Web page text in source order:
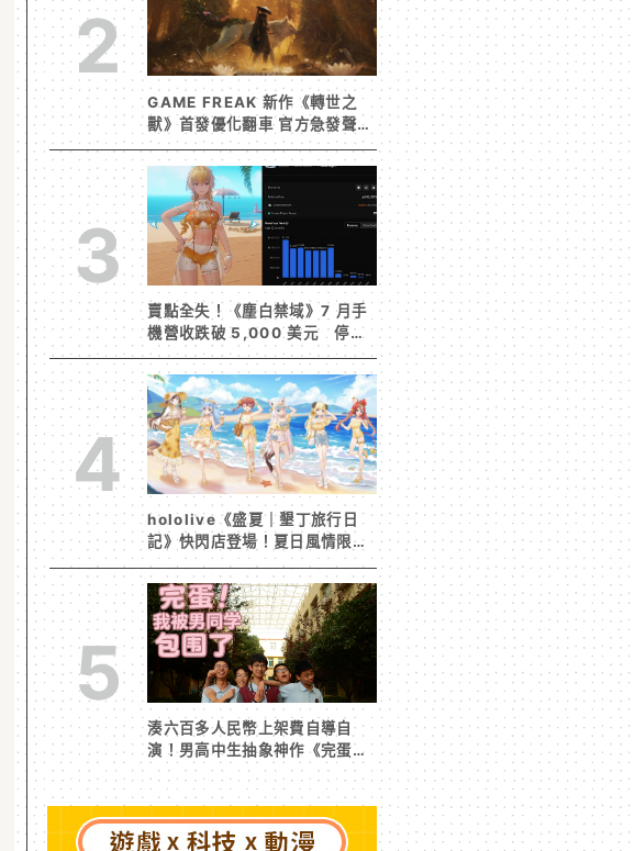
2
GAME FREAK 新作《轉世之
獸》首發優化翻車 官方急發聲明
承諾提供大量更新彌補
3
賣點全失！《塵白禁域》7 月手
機營收跌破 5,000 美元 停服
整改後玩家大量流失
4
hololive《盛夏｜墾丁旅行日
記》快閃店登場！夏日風情限定
周邊首度公開
5
湊六百多人民幣上架費自導自
演！男高中生抽象神作《完蛋！
我被男同學包圍了》突然爆紅